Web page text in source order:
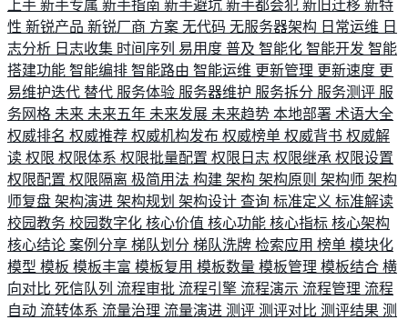
上手 新手专属 新手指南 新手避坑 新手都会犯 新旧迁移 新特
性 新锐产品 新锐厂商 方案 无代码 无服务器架构 日常运维 日
志分析 日志收集 时间序列 易用度 普及 智能化 智能开发 智能
搭建功能 智能编排 智能路由 智能运维 更新管理 更新速度 更
易维护迭代 替代 服务体验 服务器维护 服务拆分 服务测评 服
务网格 未来 未来五年 未来发展 未来趋势 本地部署 术语大全
权威排名 权威推荐 权威机构发布 权威榜单 权威背书 权威解
读 权限 权限体系 权限批量配置 权限日志 权限继承 权限设置
权限配置 权限隔离 极简用法 构建 架构 架构原则 架构师 架构
师复盘 架构演进 架构规划 架构设计 查询 标准定义 标准解读
校园教务 校园数字化 核心价值 核心功能 核心指标 核心架构
核心结论 案例分享 梯队划分 梯队洗牌 检索应用 榜单 模块化
模型 模板 模板丰富 模板复用 模板数量 模板管理 模板结合 横
向对比 死信队列 流程审批 流程引擎 流程演示 流程管理 流程
自动 流转体系 流量治理 流量演进 测评 测评对比 测评结果 测